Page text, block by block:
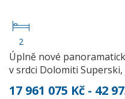
2
Úplně nové
v srdci Dolomiti
17 961 075 Kč - 42